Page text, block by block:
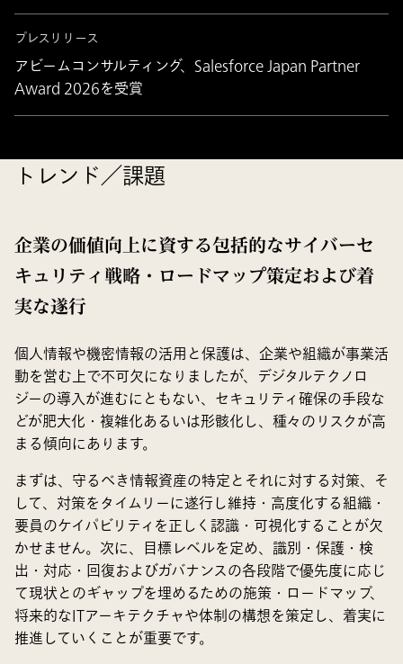
プレスリリース
アビームコンサルティング、Salesforce Japan Partner
Award 2026を受賞
トレンド／課題
企業の価値向上に資する包括的なサイバーセ
キュリティ戦略・ロードマップ策定および着
実な遂行
個人情報や機密情報の活用と保護は、企業や組織が事業活
動を営む上で不可欠になりましたが、デジタルテクノロ
ジーの導入が進むにともない、セキュリティ確保の手段な
どが肥大化・複雑化あるいは形骸化し、種々のリスクが高
まる傾向にあります。
まずは、守るべき情報資産の特定とそれに対する対策、そ
して、対策をタイムリーに遂行し維持・高度化する組織・
要員のケイパビリティを正しく認識・可視化することが欠
かせません。次に、目標レベルを定め、識別・保護・検
出・対応・回復およびガバナンスの各段階で優先度に応じ
て現状とのギャップを埋めるための施策・ロードマップ、
将来的なITアーキテクチャや体制の構想を策定し、着実に
推進していくことが重要です。